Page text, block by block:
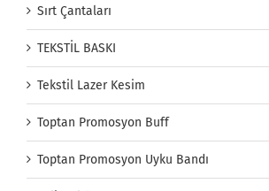
Sırt Çantaları
TEKSTİL BASKI
Tekstil Lazer Kesim
Toptan Promosyon Buff
Toptan Promosyon Uyku Bandı